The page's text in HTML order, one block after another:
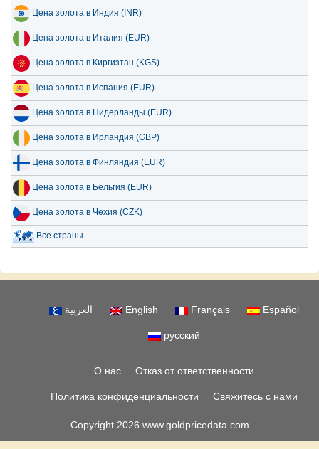
Цена золота в Индия (INR)
Цена золота в Италия (EUR)
Цена золота в Киргизтан (KGS)
Цена золота в Испания (EUR)
Цена золота в Нидерланды (EUR)
Цена золота в Ирландия (GBP)
Цена золота в Финляндия (EUR)
Цена золота в Бельгия (EUR)
Цена золота в Чехия (CZK)
Все страны
العربية English Français Español
русский
О нас Отказ от ответственности
Политика конфиденциальности Свяжитесь с нами
Copyright 2026 www.goldpricedata.com